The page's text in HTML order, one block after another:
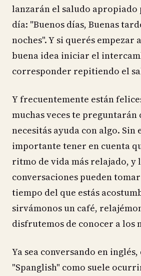
lanzarán el saludo apropiado
día: "Buenos días, Buenas
noches". Y si querés empezar
buena idea iniciar el
corresponder repitiendo el
Y frecuentemente están
muchas veces te preguntarán
necesitás ayuda con algo. Sin
importante tener en cuenta
ritmo de vida más relajado, y
conversaciones pueden
tiempo del que estás
sirvámonos un café,
disfrutemos de conocer a los
Ya sea conversando en
"Spanglish" como suele